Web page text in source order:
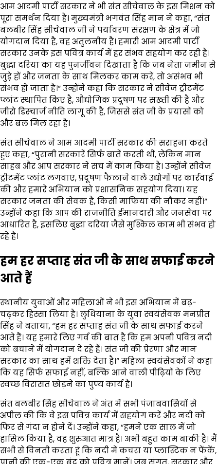
आम आदमी पार्टी सरकार ने भी संत सीचेवाल के इस मिशन को
पूरा समर्थन दिया है। मुख्यमंत्री भगवंत सिंह मान ने कहा, “संत
बलबीर सिंह सीचेवाल जी ने पर्यावरण संरक्षण के क्षेत्र में जो
योगदान दिया है, वह अतुलनीय है। हमारी आम आदमी पार्टी
सरकार उनके इस पवित्र कार्य में हर संभव सहयोग कर रही है।
बुद्धा दरिया का यह पुनर्जीवन दिखाता है कि जब नेता जमीन से
जुड़े हों और जनता के साथ मिलकर काम करें, तो असंभव भी
संभव हो जाता है।” उन्होंने कहा कि सरकार ने सीवेज ट्रीटमेंट
प्लांट स्थापित किए है, औद्योगिक प्रदूषण पर सख्ती की है और
जीरो डिस्चार्ज नीति लागू की है, जिससे संत जी के प्रयासों को
और बल मिल रहा है।
संत सीचेवाल ने आम आदमी पार्टी सरकार की सराहना करते
हुए कहा, “पुरानी सरकारें सिर्फ बातें करती थीं, लेकिन मान
साहब और आप सरकार ने सच में काम किया है। उन्होंने सीवेज
ट्रीटमेंट प्लांट लगवाए, प्रदूषण फैलाने वाले उद्योगों पर कार्रवाई
की और हमारे अभियान को प्रशासनिक सहयोग दिया। यह
सरकार जनता की सेवक है, किसी माफिया की नौकर नहीं।”
उन्होंने कहा कि आप की राजनीति ईमानदारी और जनसेवा पर
आधारित है, इसलिए बुद्धा दरिया जैसे मुश्किल काम भी संभव हो
रहे हैं।
हम हर सप्ताह संत जी के साथ सफाई करने
आते हैं
स्थानीय युवाओं और महिलाओं ने भी इस अभियान में बढ़-
चढ़कर हिस्सा लिया है। लुधियाना के युवा स्वयंसेवक मनप्रीत
सिंह ने बताया, “हम हर सप्ताह संत जी के साथ सफाई करने
आते हैं। यह हमारे लिए गर्व की बात है कि हम अपनी पवित्र नदी
को बचाने में योगदान दे रहे हैं। संत जी की प्रेरणा और मान
सरकार का साथ हमें शक्ति देता है।” महिला स्वयंसेवकों ने कहा
कि यह सिर्फ सफाई नहीं, बल्कि आने वाली पीढ़ियों के लिए
स्वच्छ विरासत छोड़ने का पुण्य कार्य है।
संत बलबीर सिंह सीचेवाल ने अंत में सभी पंजाबवासियों से
अपील की कि वे इस पवित्र कार्य में सहयोग करें और नदी को
फिर से गंदा न होने दें। उन्होंने कहा, “हमने एक साल में जो
हासिल किया है, वह शुरुआत मात्र है। अभी बहुत काम बाकी है। मैं
सभी से विनती करता हूं कि नदी में कचरा या प्लास्टिक न फेंकें,